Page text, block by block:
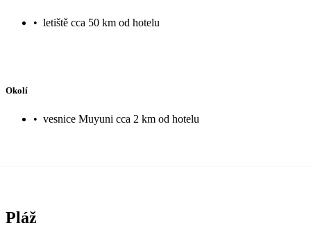
• letiště cca 50 km od hotelu
Okolí
• vesnice Muyuni cca 2 km od hotelu
Pláž